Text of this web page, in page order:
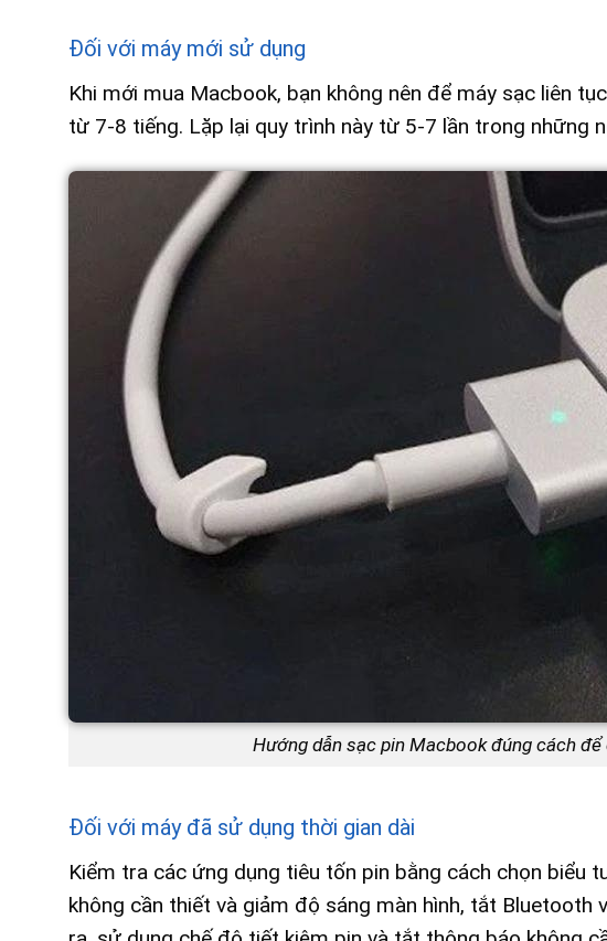
Đối với máy mới sử dụng
Khi mới mua Macbook, bạn không nên để máy sạc liên
từ 7-8 tiếng. Lặp lại quy trình này từ 5-7 lần trong những
Hướng dẫn sạc pin Macbook đúng cách
Đối với máy đã sử dụng thời gian dài
Kiểm tra các ứng dụng tiêu tốn pin bằng cách chọn biểu
không cần thiết và giảm độ sáng màn hình, tắt Bluetooth